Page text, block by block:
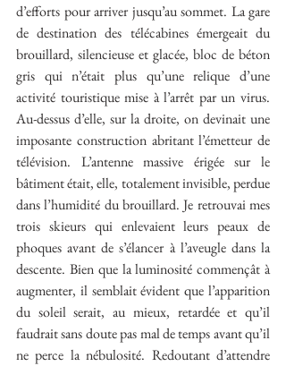
d’efforts pour arriver jusqu’au sommet. La gare
de destination des télécabines émergeait du
brouillard, silencieuse et glacée, bloc de béton
gris qui n’était plus qu’une relique d’une
activité touristique mise à l’arrêt par un virus.
Au-dessus d’elle, sur la droite, on devinait une
imposante construction abritant l’émetteur de
télévision. L’antenne massive érigée sur le
bâtiment était, elle, totalement invisible, perdue
dans l’humidité du brouillard. Je retrouvai mes
trois skieurs qui enlevaient leurs peaux de
phoques avant de s’élancer à l’aveugle dans la
descente. Bien que la luminosité commençât à
augmenter, il semblait évident que l’apparition
du soleil serait, au mieux, retardée et qu’il
faudrait sans doute pas mal de temps avant qu’il
ne perce la nébulosité. Redoutant d’attendre